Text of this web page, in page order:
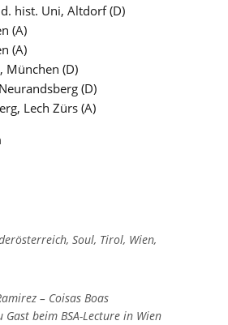
hist. Uni, Altdorf (D)
(A)
(A)
München (D)
(D)
Lech Zürs (A)
,Soul, Tirol, Wien,
– Coisas Boas
Gast beim BSA-Lecture in Wien